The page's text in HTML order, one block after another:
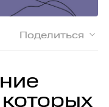
Поделиться